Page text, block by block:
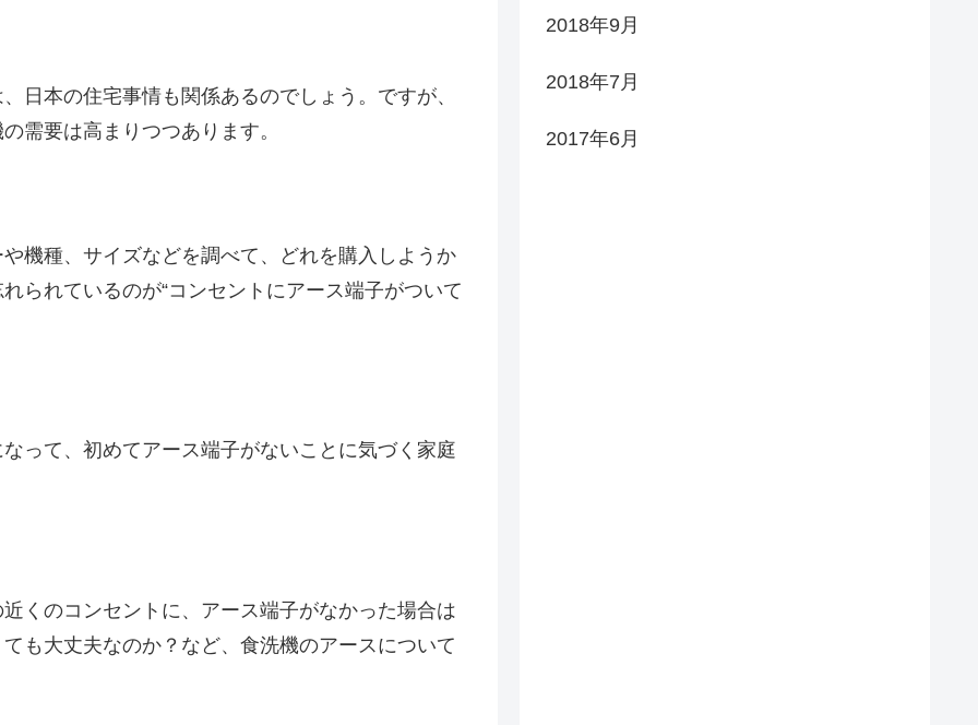
日本の住宅事情も関係あるのでしょう。ですが、
需要は高まりつつあります。
機種、サイズなどを調べて、どれを購入しようか
られているのが“コンセントにアース端子がついて
って、初めてアース端子がないことに気づく家庭
くのコンセントに、アース端子がなかった場合は
も大丈夫なのか？など、食洗機のアースについて
2018年9月
2018年7月
2017年6月